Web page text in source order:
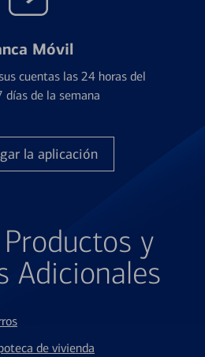
Móvil
cuentas las 24 horas del
días de la semana
la aplicación
y
Adicionales
de vivienda